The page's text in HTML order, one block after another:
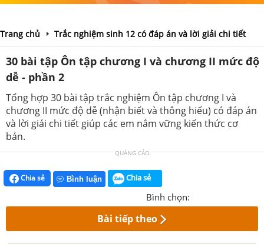
Trang chủ Trắc nghiệm sinh 12 có đáp án và lời giải chi tiết
30 bài tập Ôn tập chương I và chương II mức độ
dễ - phần 2
Tổng hợp 30 bài tập trắc nghiệm Ôn tập chương I và
chương II mức độ dễ (nhận biết và thông hiểu) có đáp án
và lời giải chi tiết giúp các em nắm vững kiến thức cơ
bản.
QUẢNG CÁO
Chia sẻ Bình luận Chia sẻ
Bình chọn:
Bài tiếp theo